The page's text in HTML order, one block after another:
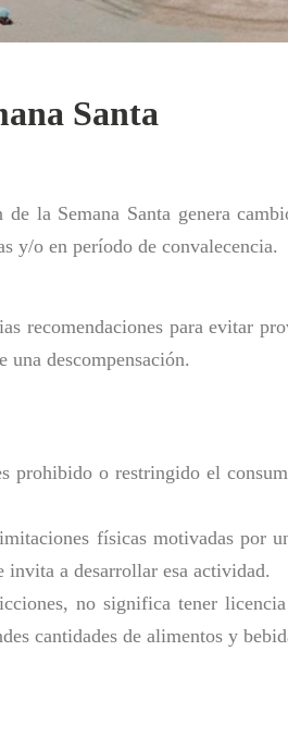
Santa
la Semana Santa genera
y/o en período de convalecencia.
recomendaciones para evitar
una descompensación.
prohibido o restringido el
físicas motivadas por
invita a desarrollar esa actividad.
no significa tener
cantidades de alimentos y